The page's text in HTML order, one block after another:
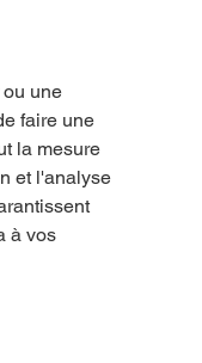
une
faire une
la mesure
et l'analyse
à vos